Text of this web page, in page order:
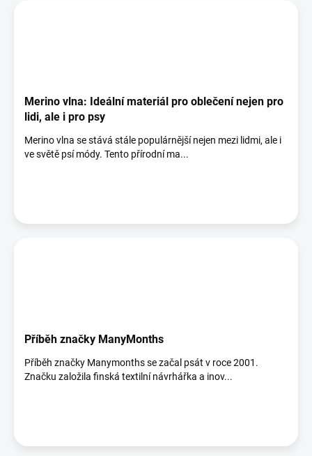
Merino vlna: Ideální materiál pro oblečení nejen pro
lidi, ale i pro psy
Merino vlna se stává stále populárnější nejen mezi lidmi, ale i
ve světě psí módy. Tento přírodní ma...
Příběh značky ManyMonths
Příběh značky Manymonths se začal psát v roce 2001.
Značku založila finská textilní návrhářka a inov...